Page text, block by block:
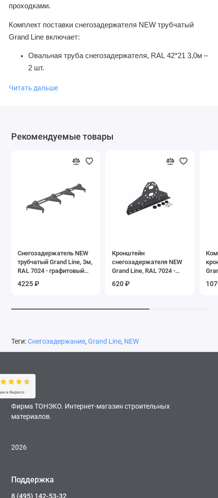
проходками.
Комплект поставки снегозадержателя NEW трубчатый
Grand Line включает:
Овальная труба снегозадержателя, RAL 42*21 3,0м –
2 шт.
Уплотнитель ЭПДП – 8 шт.
Читать дальше
Рекомендуемые товары
Снегозадержатель NEW
трубчатый Grand Line, 3м,
RAL 7024 - графитовый
серый
4225 ₽
Кронштейн
снегозадержателя NEW
Grand Line, RAL 7024 -
графитовый серый
620 ₽
Теги:Снегозадержание, Grand Line, NEW
Фирма ТОНЭКО. Интернет-магазин строительных
материалов.
2026
Поддержка
8 (495) 142-53-32